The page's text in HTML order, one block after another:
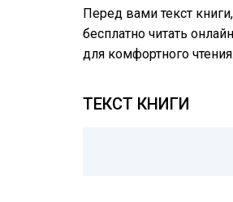
Перед вами текст
бесплатно читать
для комфортного
ТЕКСТ КНИГИ